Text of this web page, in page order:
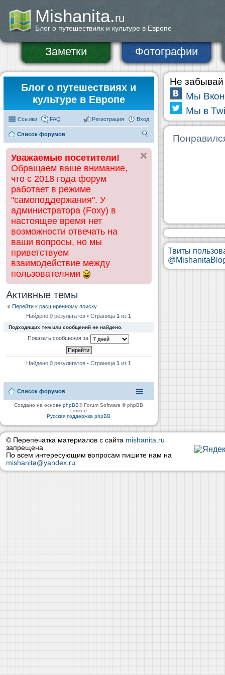
Mishanita.ru
Блог о путешествиях и культуре в Европе
Заметки Фотографии
Блог о путешествиях и
культуре в Европе
Ссылки FAQ Вход
Регистрация
Список форумов
ск
Уважаемые посетители!
Обращаем ваше внимание,
что с 2018 года форум
работает в режиме
"самоподдержания". У
администратора (Foxy) в
настоящее время нет
возможности отвечать на
ваши вопросы, но мы
приветствуем
взаимодействие между
пользователями
Активные темы
Перейти к расширенному поиску
Найдено 0 результатов • Страница1 из1
Подходящих тем или сообщений не найдено.
Показать сообщения за
Найдено 0 результатов • Страница1 из1
Список форумов
Создано на основеphpBB® Forum Software © phpBB
Limited
Русская поддержка phpBB
Не забывай
Мы
Мы в
Твиты
© Перепечатка материалов с сайта mishanita.ru
запрещена
По всем интересующим вопросам пишите нам на
mishanita@yandex.ru